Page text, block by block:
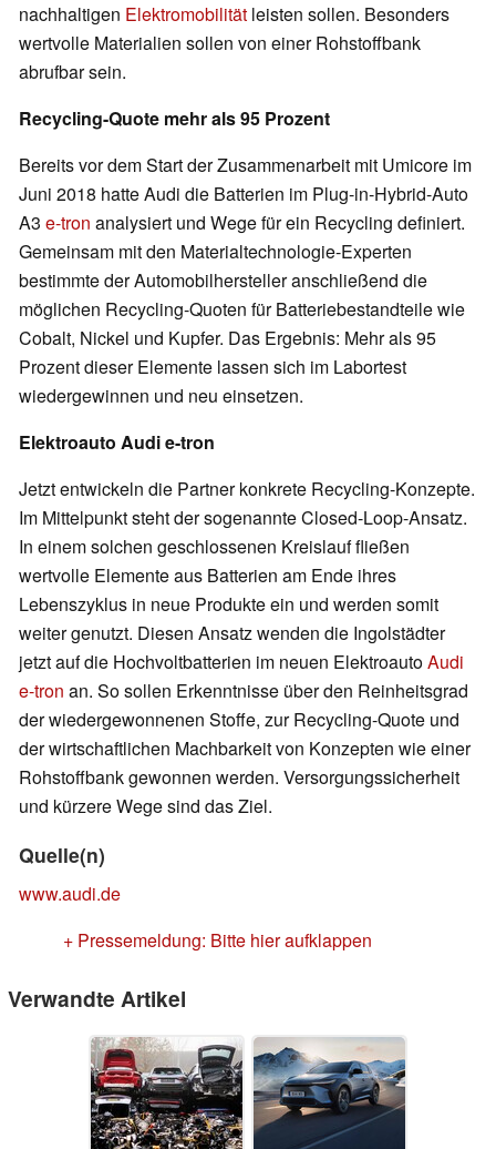
nachhaltigen Elektromobilität leisten sollen. Besonders
wertvolle Materialien sollen von einer Rohstoffbank
abrufbar sein.
Recycling-Quote mehr als 95 Prozent
Bereits vor dem Start der Zusammenarbeit mit Umicore im
Juni 2018 hatte Audi die Batterien im Plug-in-Hybrid-Auto
A3 e-tron analysiert und Wege für ein Recycling definiert.
Gemeinsam mit den Materialtechnologie-Experten
bestimmte der Automobilhersteller anschließend die
möglichen Recycling-Quoten für Batteriebestandteile wie
Cobalt, Nickel und Kupfer. Das Ergebnis: Mehr als 95
Prozent dieser Elemente lassen sich im Labortest
wiedergewinnen und neu einsetzen.
Elektroauto Audi e-tron
Jetzt entwickeln die Partner konkrete Recycling-Konzepte.
Im Mittelpunkt steht der sogenannte Closed-Loop-Ansatz.
In einem solchen geschlossenen Kreislauf fließen
wertvolle Elemente aus Batterien am Ende ihres
Lebenszyklus in neue Produkte ein und werden somit
weiter genutzt. Diesen Ansatz wenden die Ingolstädter
jetzt auf die Hochvoltbatterien im neuen ElektroautoAudi
e-tron an. So sollen Erkenntnisse über den Reinheitsgrad
der wiedergewonnenen Stoffe, zur Recycling-Quote und
der wirtschaftlichen Machbarkeit von Konzepten wie einer
Rohstoffbank gewonnen werden. Versorgungssicherheit
und kürzere Wege sind das Ziel.
Quelle(n)
www.audi.de
+ Pressemeldung: Bitte hier aufklappen
Verwandte Artikel